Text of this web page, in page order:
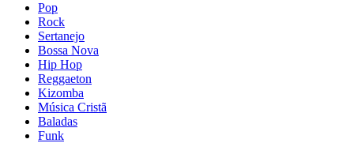
Pop
Rock
Sertanejo
Bossa Nova
Hip Hop
Reggaeton
Kizomba
Música Cristã
Baladas
Funk